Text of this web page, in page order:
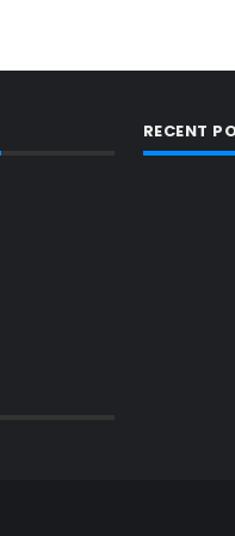
RECENT